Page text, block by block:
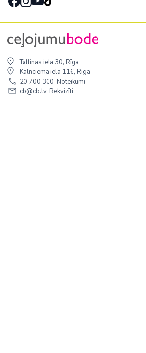
Tallinas iela 30, Rīga
Kalnciema iela 116, Rīga
20 700 300 Noteikumi
cb@cb.lv Rekvizīti